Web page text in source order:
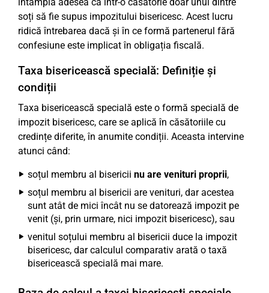
soți să fie supus impozitului bisericesc. Acest lucru
ridică întrebarea dacă și în ce formă partenerul fără
confesiune este implicat în obligația fiscală.
Taxa bisericească specială: Definiție și
condiții
Taxa bisericească specială este o formă specială de
impozit bisericesc, care se aplică în căsătoriile cu
credințe diferite, în anumite condiții. Aceasta intervine
atunci când:
soțul membru al bisericii nu are venituri proprii,
soțul membru al bisericii are venituri, dar acestea
sunt atât de mici încât nu se datorează impozit pe
venit (și, prin urmare, nici impozit bisericesc), sau
venitul soțului membru al bisericii duce la impozit
bisericesc, dar calculul comparativ arată o taxă
bisericească specială mai mare.